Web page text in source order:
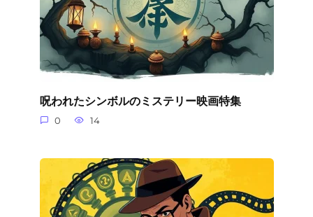
呪われたシンボルのミステリー映画特集
0 14